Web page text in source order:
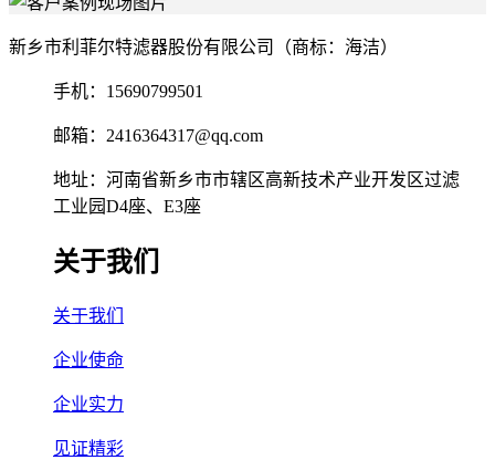
新乡市利菲尔特滤器股份有限公司（商标：海洁）
手机：15690799501
邮箱：2416364317@qq.com
地址：河南省新乡市市辖区高新技术产业开发区过滤
工业园D4座、E3座
关于我们
关于我们
企业使命
企业实力
见证精彩